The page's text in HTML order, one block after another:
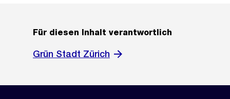
Für diesen Inhalt verantwortlich
Grün Stadt Zürich